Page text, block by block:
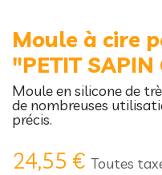
Moule à cire
"PETIT SAPIN
Moule en silicone de
de nombreuses
précis.
24,55 € Toutes